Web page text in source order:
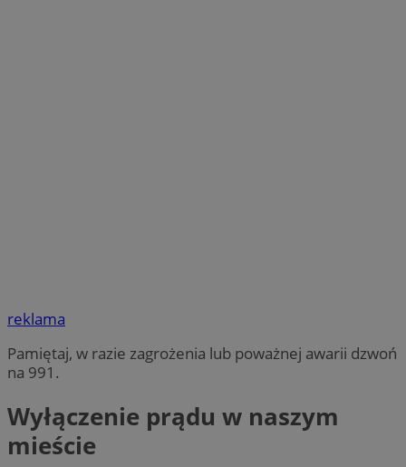
reklama
Pamiętaj, w razie zagrożenia lub poważnej awarii dzwoń
na 991.
Wyłączenie prądu w naszym
mieście